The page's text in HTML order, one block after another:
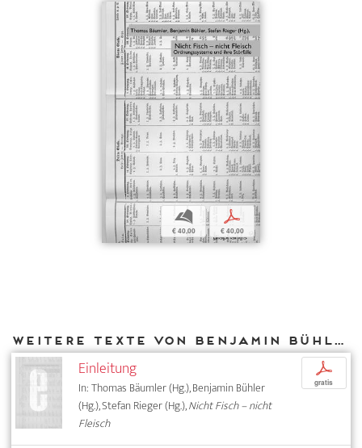
b
€ 40,00
p
€ 40,00
Weitere Texte von Benjamin Bühler bei DIAPHANES
Einleitung
In: Thomas Bäumler (Hg.), Benjamin Bühler
(Hg.), Stefan Rieger (Hg.),Nicht Fisch – nicht
Fleisch
p
gratis